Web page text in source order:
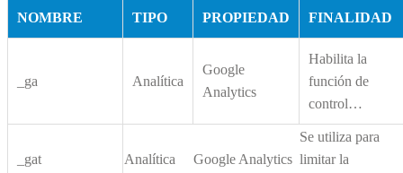
NOMBRE TIPO PROPIEDAD FINALIDAD
_ga Analítica
Google
Analytics
Habilita la
función de
control…
_gat Analítica Google Analytics
Se utiliza para
limitar la